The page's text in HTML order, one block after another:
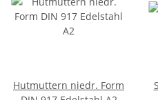
Hutmuttern niedr. Form